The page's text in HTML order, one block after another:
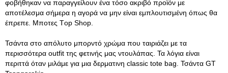
φοβήθηκαν να παραγγείλουν ένα τόσο ακριβό προϊόν με
αποτέλεσμα σήμερα η αγορά να μην είναι εμπλουτισμένη όπως θα
έπρεπε. Μποτες Τop Shop.
Τσάντα στο απόλυτο μπορντό χρώμα που ταιριάζει με τα
περισσότερα οutfit της φετινής μας ντουλάπας. Τα λόγια είναι
περιττά όταν μιλάμε για μια δερματινη classic tote bag. Τσάντα GT